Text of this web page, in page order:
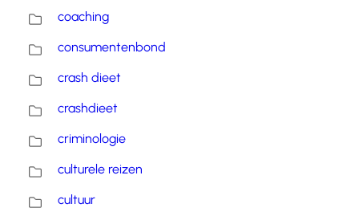
coaching
consumentenbond
crash dieet
crashdieet
criminologie
culturele reizen
cultuur